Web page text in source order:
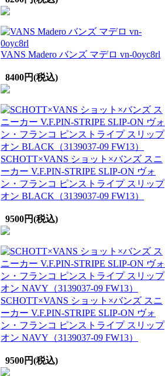
VANS Madero バンズ マデロ vn-0oyc8rl
8400円(税込)
SCHOTT×VANS ショット×バンズ スニ
ーカー V.F.PIN-STRIPE SLIP-ON ヴォ
ン・フランコ ピンストライプ スリップ
オン BLACK（3139037-09 FW13）
9500円(税込)
SCHOTT×VANS ショット×バンズ スニ
ーカー V.F.PIN-STRIPE SLIP-ON ヴォ
ン・フランコ ピンストライプ スリップ
オン NAVY（3139037-09 FW13）
9500円(税込)